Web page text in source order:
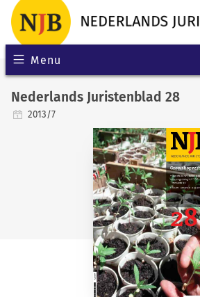
Menu
Nederlands Juristenblad 28
2013/7